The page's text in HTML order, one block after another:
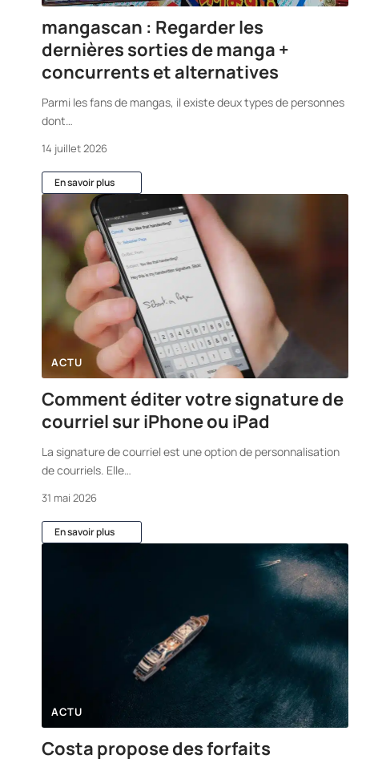
mangascan : Regarder les
dernières sorties de manga +
concurrents et alternatives
Parmi les fans de mangas, il existe deux types de personnes
dont…
14 juillet 2026
En savoir plus
ACTU
Comment éditer votre signature de
courriel sur iPhone ou iPad
La signature de courriel est une option de personnalisation
de courriels. Elle…
31 mai 2026
En savoir plus
ACTU
Costa propose des forfaits